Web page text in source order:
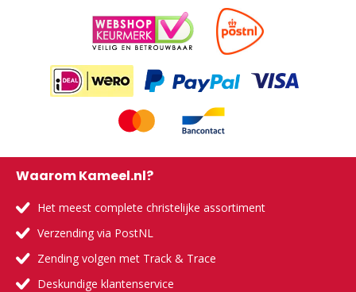
Waarom Kameel.nl?
Het meest complete christelijke assortiment
Verzending via PostNL
Zending volgen met Track & Trace
Deskundige klantenservice